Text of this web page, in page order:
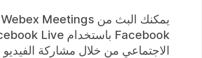
الاجتماعي من خلال مشاركة